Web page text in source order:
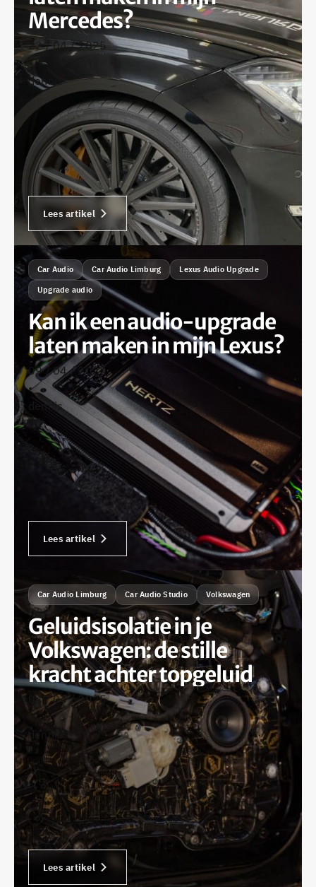
Mercedes?
22 / 04 / 2025
•
dennis
Lees artikel
Car Audio Car Audio Limburg Lexus Audio Upgrade
Upgrade audio
Kan ik een audio-upgrade
laten maken in mijn Lexus?
09 / 04 / 2025
•
dennis
Lees artikel
Car Audio Limburg Car Audio Studio Volkswagen
Geluidsisolatie in je
Volkswagen: de stille
kracht achter topgeluid
04 / 04 / 2025
•
dennis
Lees artikel